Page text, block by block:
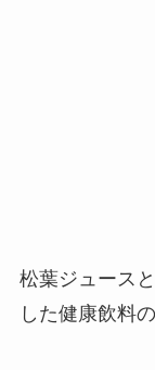
松葉ジュース
した健康飲料